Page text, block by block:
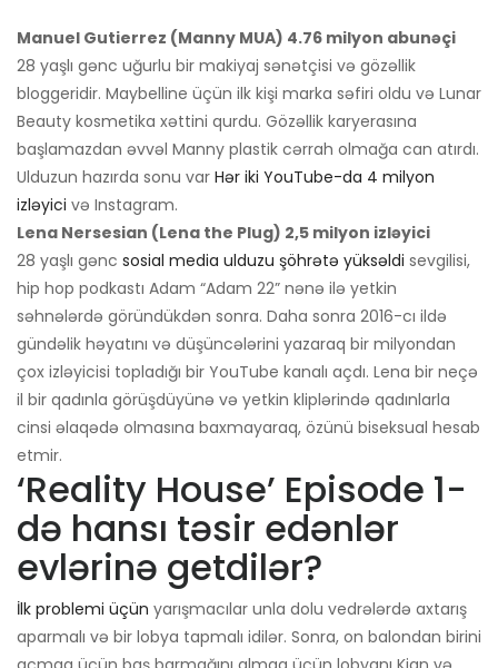
Manuel Gutierrez (Manny MUA) 4.76 milyon abunəçi
28 yaşlı gənc uğurlu bir makiyaj sənətçisi və gözəllik
bloggeridir. Maybelline üçün ilk kişi marka səfiri oldu və Lunar
Beauty kosmetika xəttini qurdu. Gözəllik karyerasına
başlamazdan əvvəl Manny plastik cərrah olmağa can atırdı.
Ulduzun hazırda sonu var Hər iki YouTube-da 4 milyon
izləyici və Instagram.
Lena Nersesian (Lena the Plug) 2,5 milyon izləyici
28 yaşlı gənc sosial media ulduzu şöhrətə yüksəldi sevgilisi,
hip hop podkastı Adam “Adam 22” nənə ilə yetkin
səhnələrdə göründükdən sonra. Daha sonra 2016-cı ildə
gündəlik həyatını və düşüncələrini yazaraq bir milyondan
çox izləyicisi topladığı bir YouTube kanalı açdı. Lena bir neçə
il bir qadınla görüşdüyünə və yetkin kliplərində qadınlarla
cinsi əlaqədə olmasına baxmayaraq, özünü biseksual hesab
etmir.
‘Reality House’ Episode 1-
də hansı təsir edənlər
evlərinə getdilər?
İlk problemi üçün yarışmacılar unla dolu vedrələrdə axtarış
aparmalı və bir lobya tapmalı idilər. Sonra, on balondan birini